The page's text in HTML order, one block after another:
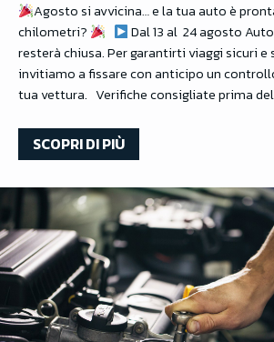
Agosto si avvicina… e la tua auto è
chilometri?
Dal 13 al 24 agosto
resterà chiusa. Per garantirti viaggi sicuri e
invitiamo a fissare con anticipo un
tua vettura. Verifiche consigliate prima
SCOPRI DI PIÙ